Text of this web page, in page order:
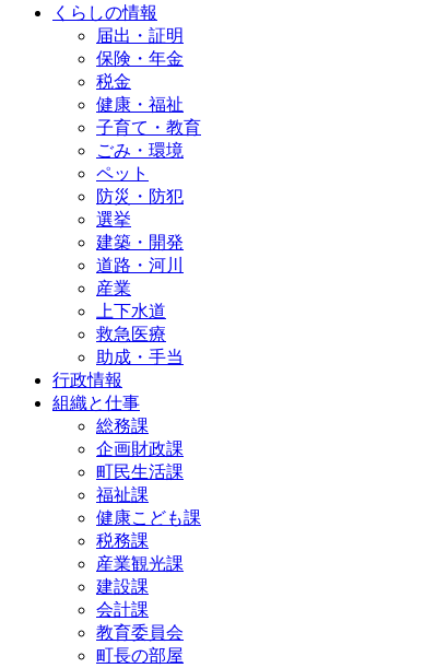
くらしの情報
届出・証明
保険・年金
税金
健康・福祉
子育て・教育
ごみ・環境
ペット
防災・防犯
選挙
建築・開発
道路・河川
産業
上下水道
救急医療
助成・手当
行政情報
組織と仕事
総務課
企画財政課
町民生活課
福祉課
健康こども課
税務課
産業観光課
建設課
会計課
教育委員会
町長の部屋